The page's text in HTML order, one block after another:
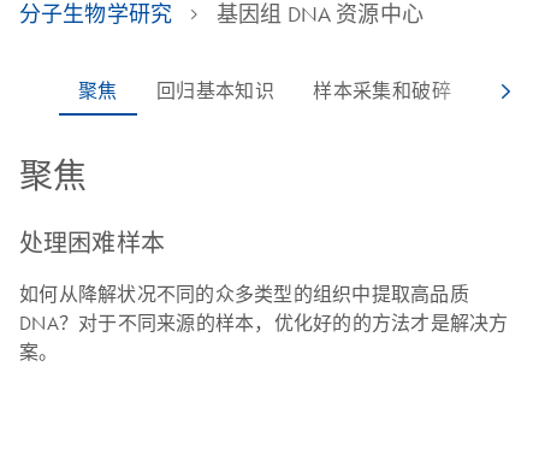
分子生物学研究
基因组 DNA 资源中心
聚焦
处理困难样本
如何从降解状况不同的众多类型的组织中提取高品质
DNA？对于不同来源的样本，优化好的的方法才是解决方
案。